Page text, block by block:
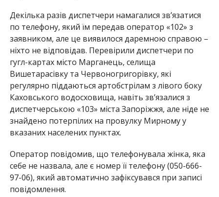
Декілька разів диспетчери намагалися зв’язатися
по телефону, який їм передав оператор «102» з
заявником, але це виявилося даремною справою –
ніхто не відповідав. Перевірили диспетчери по
гугл-картах місто Марганець, селища
Вишетарасівку та Червоногригорівку, які
регулярно піддаються артобстрілам з лівого боку
Каховського водосховища, навіть зв’язалися з
диспетчерською «103» міста Запоріжжя, але ніде не
знайдено потерпілих на провулку Мирному у
вказаних населених пунктах.
Оператор повідомив, що телефонувала жінка, яка
себе не назвала, але є номер її телефону (050-666-
97-06), який автоматично зафіксувався при записі
повідомлення.